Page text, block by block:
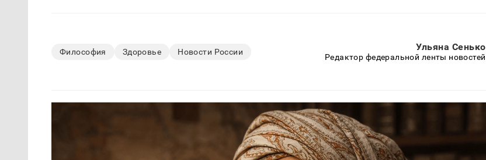
Философия Здоровье Новости России Ульяна Сенько
Редактор федеральной ленты новостей